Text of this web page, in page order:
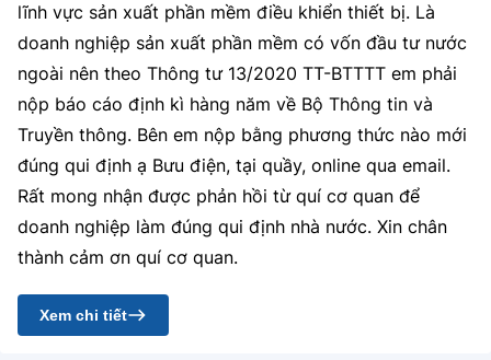
lĩnh vực sản xuất phần mềm điều khiển thiết bị. Là
doanh nghiệp sản xuất phần mềm có vốn đầu tư nước
ngoài nên theo Thông tư 13/2020 TT-BTTTT em phải
nộp báo cáo định kì hàng năm về Bộ Thông tin và
Truyền thông. Bên em nộp bằng phương thức nào mới
đúng qui định ạ Bưu điện, tại quầy, online qua email.
Rất mong nhận được phản hồi từ quí cơ quan để
doanh nghiệp làm đúng qui định nhà nước. Xin chân
thành cảm ơn quí cơ quan.
Xem chi tiết